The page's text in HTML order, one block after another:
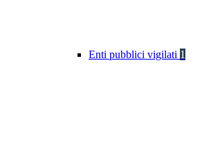
Enti pubblici vigilati 1